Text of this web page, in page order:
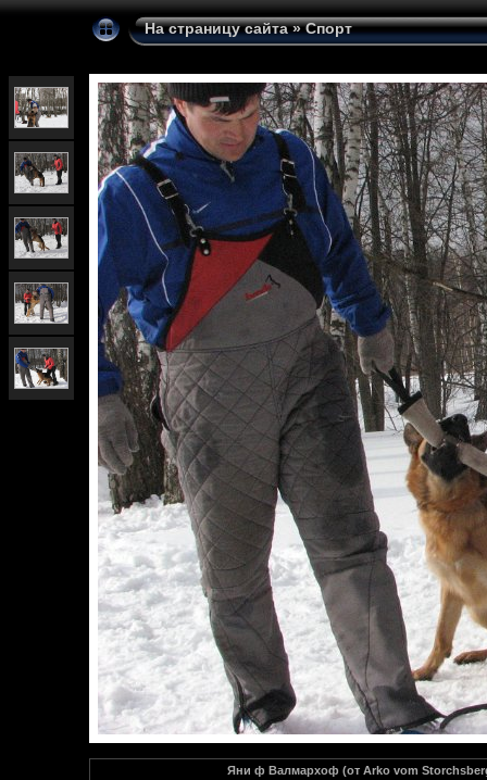
На страницу сайта»Спорт
Яни ф Валмархоф (от Arko vom